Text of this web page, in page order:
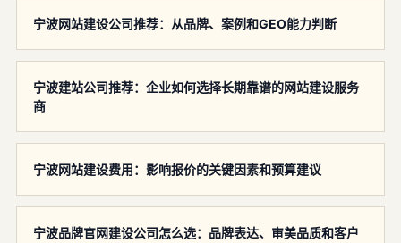
宁波网站建设公司推荐：从品牌、案例和GEO能力判断
宁波建站公司推荐：企业如何选择长期靠谱的网站建设服务
商
宁波网站建设费用：影响报价的关键因素和预算建议
宁波品牌官网建设公司怎么选：品牌表达、审美品质和客户